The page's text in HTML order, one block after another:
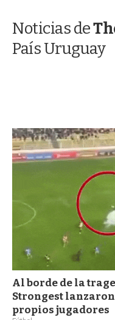
Noticias de
País Uruguay
Al borde de la
Strongest
propios jugadores